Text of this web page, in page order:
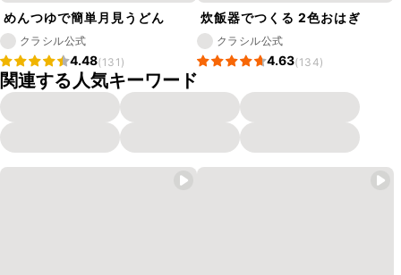
めんつゆで簡単月見うどん
クラシル公式
4.48(131)
炊飯器でつくる 2色おはぎ
クラシル公式
4.63(134)
関連する人気キーワード